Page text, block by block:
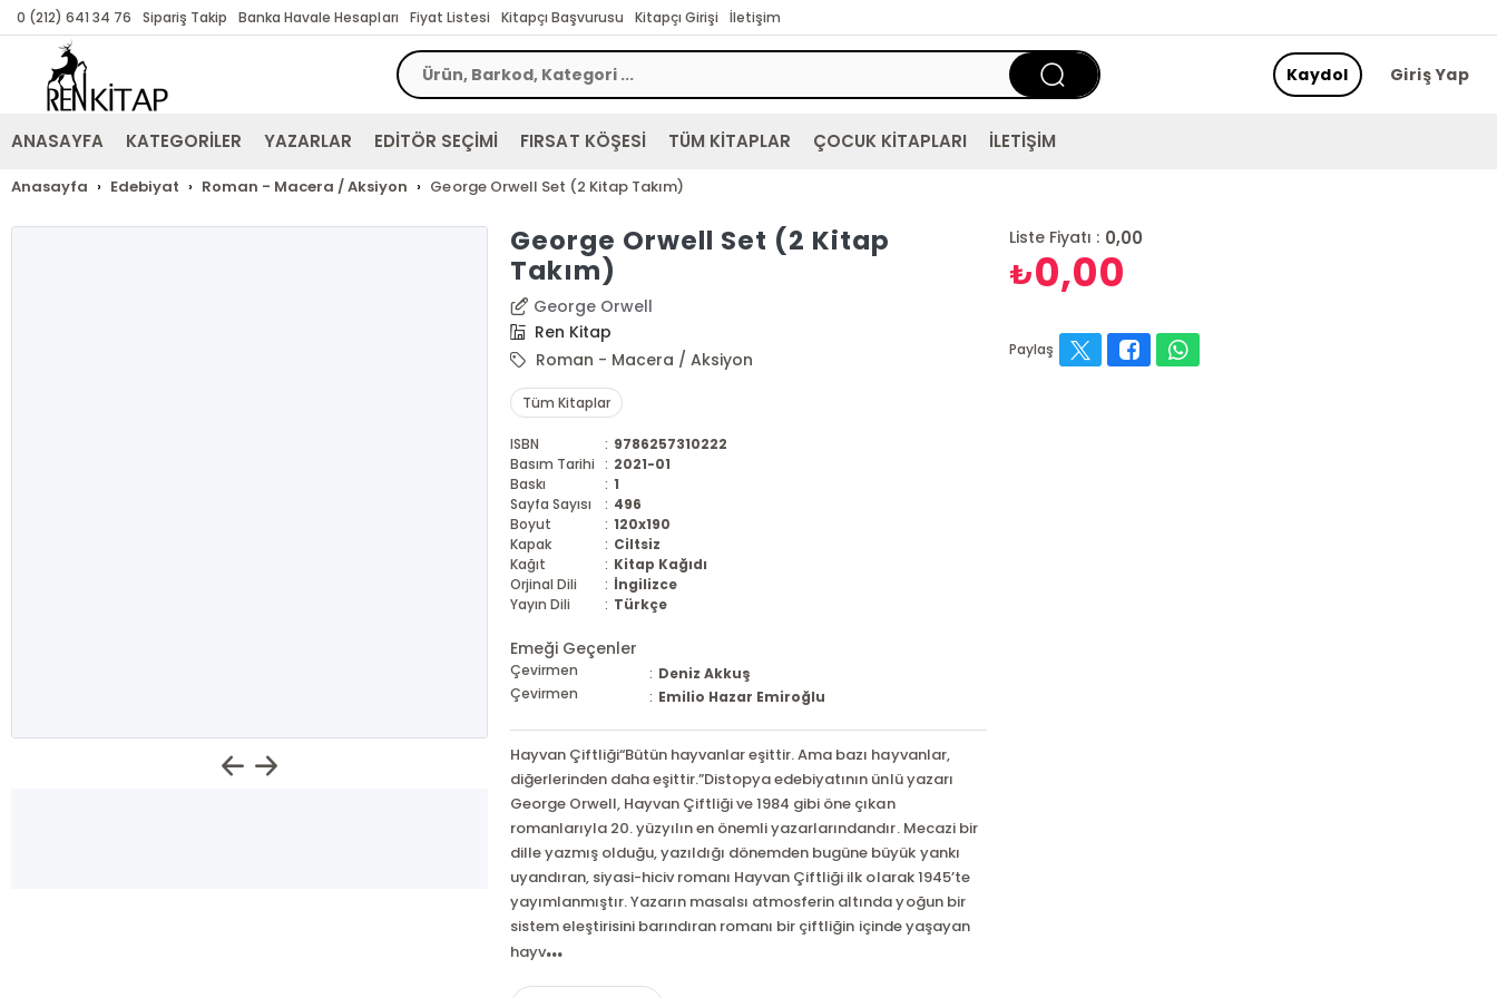
0 (212) 641 34 76 Sipariş Takip Banka Havale Hesapları Fiyat Listesi Kitapçı Başvurusu Kitapçı Girişi İletişim
Giriş Yap
Kaydol
ANASAYFA KATEGORİLER YAZARLAR EDİTÖR SEÇİMİ FIRSAT KÖŞESİ TÜM KİTAPLAR ÇOCUK KİTAPLARI İLETİŞİM
Anasayfa Edebiyat Roman - Macera / Aksiyon George Orwell Set (2 Kitap Takım)
George Orwell Set (2 Kitap
Takım)
George Orwell
Ren Kitap
Roman - Macera / Aksiyon
Tüm Kitaplar
ISBN : 9786257310222
Basım Tarihi : 2021-01
Baskı
: 1
Sayfa Sayısı
: 496
Boyut
: 120x190
Kapak
: Ciltsiz
Kağıt
: Kitap Kağıdı
Orjinal Dili
: İngilizce
Yayın Dili
: Türkçe
Emeği Geçenler
Çevirmen : Deniz Akkuş
Çevirmen
: Emilio Hazar Emiroğlu
Hayvan Çiftliği“Bütün hayvanlar eşittir. Ama bazı hayvanlar,
diğerlerinden daha eşittir.”Distopya edebiyatının ünlü yazarı
George Orwell, Hayvan Çiftliği ve 1984 gibi öne çıkan
romanlarıyla 20. yüzyılın en önemli yazarlarındandır. Mecazi bir
dille yazmış olduğu, yazıldığı dönemden bugüne büyük yankı
uyandıran, siyasi-hiciv romanı Hayvan Çiftliği ilk olarak 1945’te
yayımlanmıştır. Yazarın masalsı atmosferin altında yoğun bir
sistem eleştirisini barındıran romanı bir çiftliğin içinde yaşayan
hayv...
Liste Fiyatı : 0,00
₺0,00
Paylaş